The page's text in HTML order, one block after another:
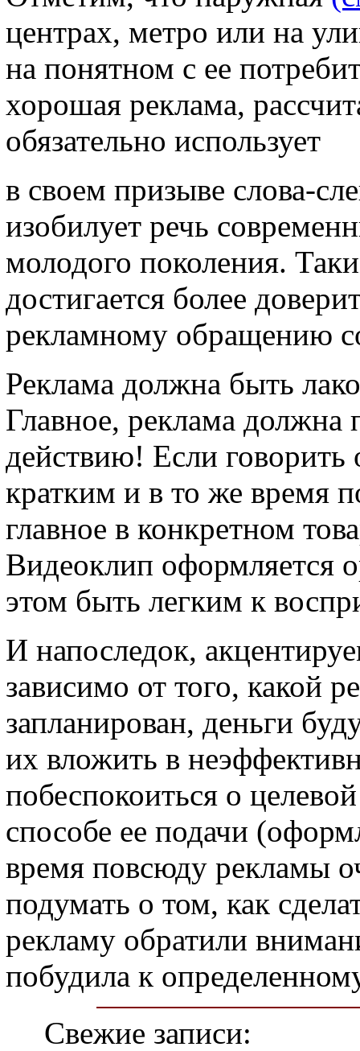
центрах, метро или на
на понятном с ее
хорошая реклама,
обязательно использует
в своем призыве слова-
изобилует речь
молодого поколения.
достигается более
рекламному обращению
Реклама должна быть
Главное, реклама должна
действию! Если говорить
кратким и в то же время
главное в конкретном
Видеоклип оформляется
этом быть легким к
И напоследок,
зависимо от того, какой
запланирован, деньги
их вложить в
побеспокоиться о
способе ее подачи
время повсюду рекламы
подумать о том, как
рекламу обратили
побудила к
Свежие записи: